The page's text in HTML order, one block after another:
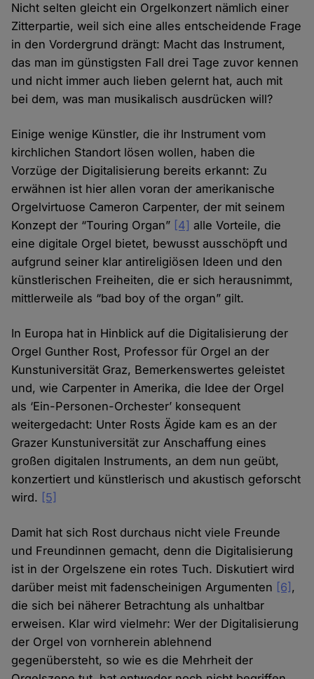
Nicht selten gleicht ein Orgelkonzert nämlich einer
Zitterpartie, weil sich eine alles entscheidende Frage
in den Vordergrund drängt: Macht das Instrument,
das man im günstigsten Fall drei Tage zuvor kennen
und nicht immer auch lieben gelernt hat, auch mit
bei dem, was man musikalisch ausdrücken will?
Einige wenige Künstler, die ihr Instrument vom
kirchlichen Standort lösen wollen, haben die
Vorzüge der Digitalisierung bereits erkannt: Zu
erwähnen ist hier allen voran der amerikanische
Orgelvirtuose Cameron Carpenter, der mit seinem
Konzept der “Touring Organ” [4] alle Vorteile, die
eine digitale Orgel bietet, bewusst ausschöpft und
aufgrund seiner klar antireligiösen Ideen und den
künstlerischen Freiheiten, die er sich herausnimmt,
mittlerweile als “bad boy of the organ” gilt.
In Europa hat in Hinblick auf die Digitalisierung der
Orgel Gunther Rost, Professor für Orgel an der
Kunstuniversität Graz, Bemerkenswertes geleistet
und, wie Carpenter in Amerika, die Idee der Orgel
als ‘Ein-Personen-Orchester’ konsequent
weitergedacht: Unter Rosts Ägide kam es an der
Grazer Kunstuniversität zur Anschaffung eines
großen digitalen Instruments, an dem nun geübt,
konzertiert und künstlerisch und akustisch geforscht
wird. [5]
Damit hat sich Rost durchaus nicht viele Freunde
und Freundinnen gemacht, denn die Digitalisierung
ist in der Orgelszene ein rotes Tuch. Diskutiert wird
darüber meist mit fadenscheinigen Argumenten [6] ,
die sich bei näherer Betrachtung als unhaltbar
erweisen. Klar wird vielmehr: Wer der Digitalisierung
der Orgel von vornherein ablehnend
gegenübersteht, so wie es die Mehrheit der